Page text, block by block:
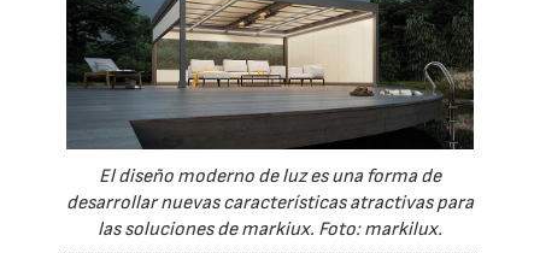
El diseño moderno de luz es una forma de
desarrollar nuevas características atractivas para
las soluciones de markiux. Foto: markilux.